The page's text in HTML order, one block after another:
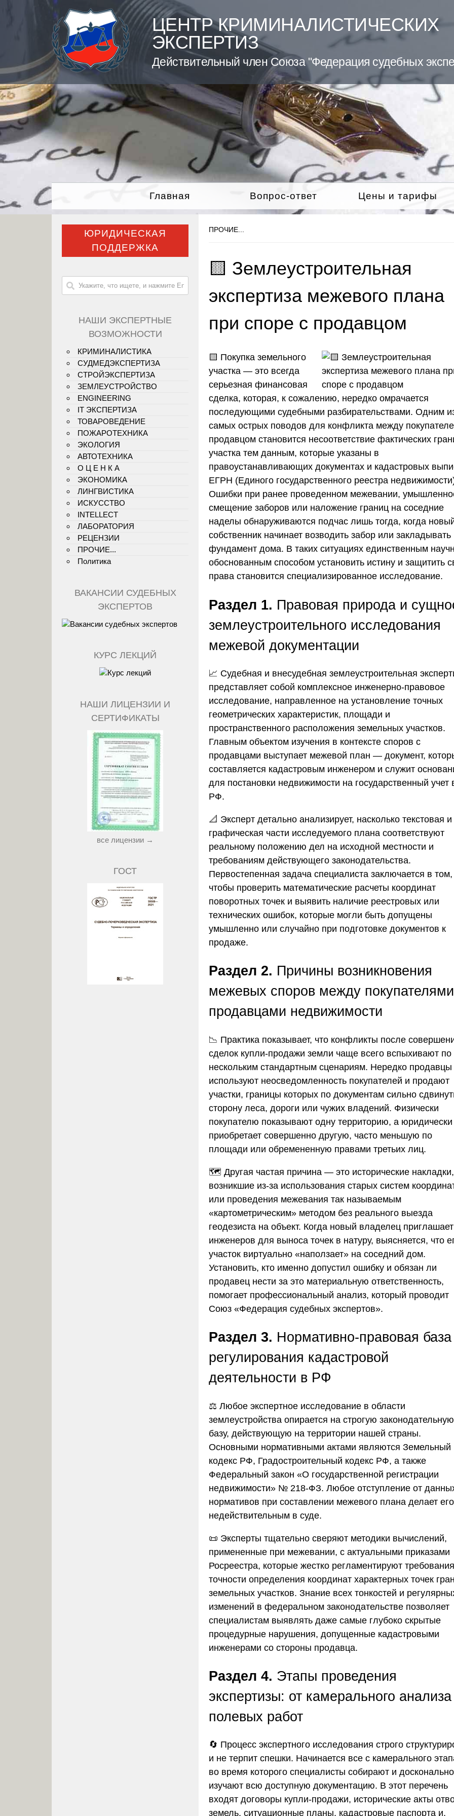
ЦЕНТР КРИМИНАЛИСТИЧЕСКИХ
ЭКСПЕРТИЗ
Действительный член Союза "Федерация судебных
Главная Вопрос-ответ Цены и тарифы
ПРОЧИЕ...
🟨 Землеустроительная
экспертиза межевого плана
при споре с продавцом
🟨 Покупка земельного
участка — это всегда
серьезная финансовая
сделка, которая, к сожалению, нередко омрачается
последующими судебными разбирательствами. Одним
самых острых поводов для конфликта между
продавцом становится несоответствие фактических
участка тем данным, которые указаны в
правоустанавливающих документах и кадастровых
ЕГРН (Единого государственного реестра
Ошибки при ранее проведенном межевании,
смещение заборов или наложение границ на соседние
наделы обнаруживаются подчас лишь тогда, когда
собственник начинает возводить забор или закладывать
фундамент дома. В таких ситуациях единственным
обоснованным способом установить истину и защитить
права становится специализированное исследование.
Раздел 1. Правовая природа и
землеустроительного исследования
межевой документации
📈 Судебная и внесудебная землеустроительная
представляет собой комплексное инженерно-правовое
исследование, направленное на установление точных
геометрических характеристик, площади и
пространственного расположения земельных участков.
Главным объектом изучения в контексте споров с
продавцами выступает межевой план — документ,
составляется кадастровым инженером и служит
для постановки недвижимости на государственный учет
РФ.
📐 Эксперт детально анализирует, насколько текстовая и
графическая части исследуемого плана соответствуют
реальному положению дел на исходной местности и
требованиям действующего законодательства.
Первостепенная задача специалиста заключается в том,
чтобы проверить математические расчеты координат
поворотных точек и выявить наличие реестровых или
технических ошибок, которые могли быть допущены
умышленно или случайно при подготовке документов к
продаже.
Раздел 2. Причины возникновения
межевых споров между
продавцами недвижимости
📉 Практика показывает, что конфликты после
сделок купли-продажи земли чаще всего вспыхивают по
нескольким стандартным сценариям. Нередко продавцы
используют неосведомленность покупателей и продают
участки, границы которых по документам сильно
сторону леса, дороги или чужих владений. Физически
покупателю показывают одну территорию, а
приобретает совершенно другую, часто меньшую по
площади или обремененную правами третьих лиц.
🗺️ Другая частая причина — это исторические накладки,
возникшие из-за использования старых систем
или проведения межевания так называемым
«картометрическим» методом без реального выезда
геодезиста на объект. Когда новый владелец приглашает
инженеров для выноса точек в натуру, выясняется, что
участок виртуально «наползает» на соседний дом.
Установить, кто именно допустил ошибку и обязан ли
продавец нести за это материальную ответственность,
помогает профессиональный анализ, который проводит
Союз «Федерация судебных экспертов».
Раздел 3. Нормативно-правовая база
регулирования кадастровой
деятельности в РФ
⚖️ Любое экспертное исследование в области
землеустройства опирается на строгую законодательную
базу, действующую на территории нашей страны.
Основными нормативными актами являются Земельный
кодекс РФ, Градостроительный кодекс РФ, а также
Федеральный закон «О государственной регистрации
недвижимости» № 218-ФЗ. Любое отступление от
нормативов при составлении межевого плана делает его
недействительным в суде.
📜 Эксперты тщательно сверяют методики вычислений,
примененные при межевании, с актуальными приказами
Росреестра, которые жестко регламентируют
точности определения координат характерных точек
земельных участков. Знание всех тонкостей и
изменений в федеральном законодательстве позволяет
специалистам выявлять даже самые глубоко скрытые
процедурные нарушения, допущенные кадастровыми
инженерами со стороны продавца.
Раздел 4. Этапы проведения
экспертизы: от камерального
полевых работ
🔄 Процесс экспертного исследования строго
и не терпит спешки. Начинается все с камерального
во время которого специалисты собирают и досконально
изучают всю доступную документацию. В этот перечень
входят договоры купли-продажи, исторические акты
земель, ситуационные планы, кадастровые паспорта и,
ЮРИДИЧЕСКАЯ
ПОДДЕРЖКА
НАШИ ЭКСПЕРТНЫЕ
ВОЗМОЖНОСТИ
КРИМИНАЛИСТИКА
СУДМЕДЭКСПЕРТИЗА
СТРОЙЭКСПЕРТИЗА
ЗЕМЛЕУСТРОЙСТВО
ENGINEERING
IT ЭКСПЕРТИЗА
ТОВАРОВЕДЕНИЕ
ПОЖАРОТЕХНИКА
ЭКОЛОГИЯ
АВТОТЕХНИКА
О Ц Е Н К А
ЭКОНОМИКА
ЛИНГВИСТИКА
ИСКУССТВО
INTELLECT
ЛАБОРАТОРИЯ
РЕЦЕНЗИИ
ПРОЧИЕ...
Политика
ВАКАНСИИ СУДЕБНЫХ
ЭКСПЕРТОВ
КУРС ЛЕКЦИЙ
НАШИ ЛИЦЕНЗИИ И
СЕРТИФИКАТЫ
все лицензии →
ГОСТ